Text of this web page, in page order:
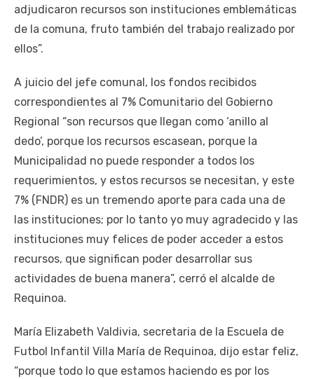
adjudicaron recursos son instituciones emblemáticas
de la comuna, fruto también del trabajo realizado por
ellos”.
A juicio del jefe comunal, los fondos recibidos
correspondientes al 7% Comunitario del Gobierno
Regional “son recursos que llegan como ‘anillo al
dedo’, porque los recursos escasean, porque la
Municipalidad no puede responder a todos los
requerimientos, y estos recursos se necesitan, y este
7% (FNDR) es un tremendo aporte para cada una de
las instituciones; por lo tanto yo muy agradecido y las
instituciones muy felices de poder acceder a estos
recursos, que significan poder desarrollar sus
actividades de buena manera”, cerró el alcalde de
Requinoa.
María Elizabeth Valdivia, secretaria de la Escuela de
Futbol Infantil Villa María de Requinoa, dijo estar feliz,
“porque todo lo que estamos haciendo es por los